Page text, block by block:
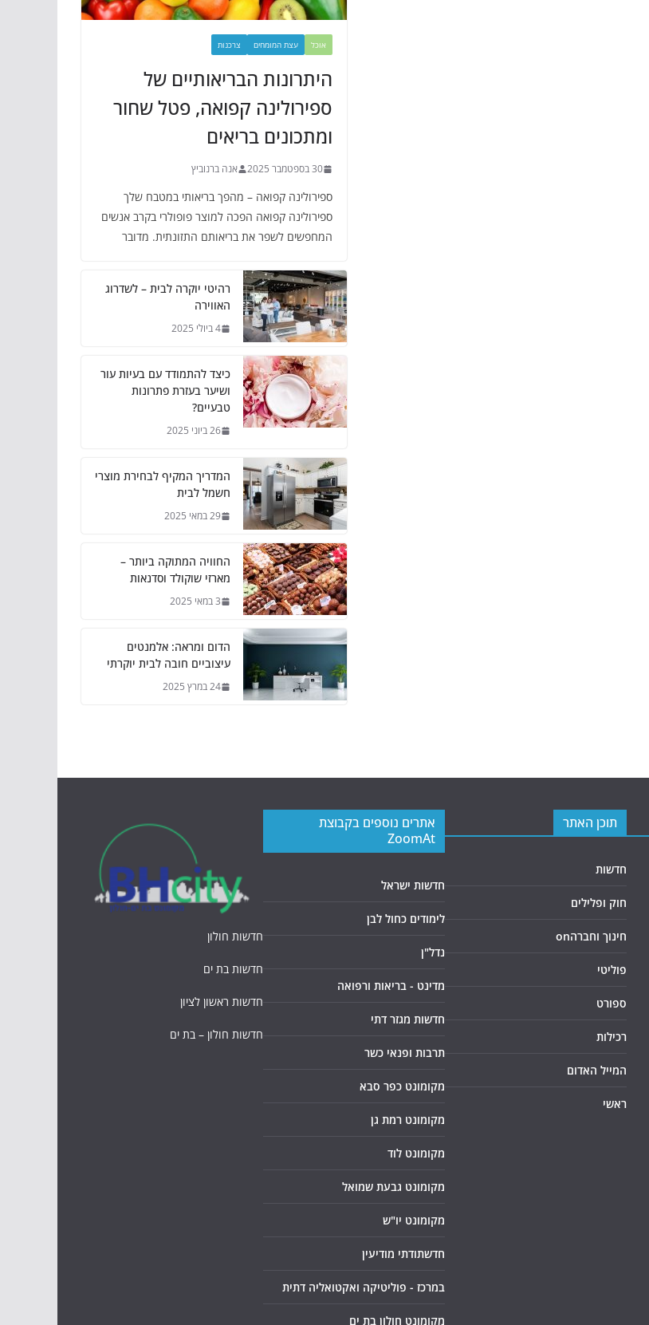
אוכל עצת המומחים צרכנות
היתרונות הבריאותיים של
ספירולינה קפואה, פטל שחור
ומתכונים בריאים
30 בספטמבר 2025 אנה ברנוביץ
ספירולינה קפואה – מהפך בריאותי במטבח שלך
ספירולינה קפואה הפכה למוצר פופולרי בקרב אנשים
המחפשים לשפר את בריאותם התזונתית. מדובר
רהיטי יוקרה לבית – לשדרוג
האווירה
4 ביולי 2025
כיצד להתמודד עם בעיות עור
ושיער בעזרת פתרונות
טבעיים?
26 ביוני 2025
המדריך המקיף לבחירת מוצרי
חשמל לבית
29 במאי 2025
החוויה המתוקה ביותר –
מארזי שוקולד וסדנאות
3 במאי 2025
הדום ומראה: אלמנטים
עיצוביים חובה לבית יוקרתי
24 במרץ 2025
תוכן האתר
חדשות
חוק ופלילים
חינוך וחברהon
פוליטי
ספורט
רכילות
המייל האדום
ראשי
אתרים נוספים בקבוצת
ZoomAt
חדשות ישראל
לימודים כחול לבן
נדל"ן
מדינט - בריאות ורפואה
חדשות מגזר דתי
תרבות ופנאי כשר
מקומונט כפר סבא
מקומונט רמת גן
מקומונט לוד
מקומונט גבעת שמואל
מקומונט יו"ש
חדשתודתי מודיעין
במרכז - פוליטיקה ואקטואליה דתית
מקומונט חולון בת ים
חדשות חולון
חדשות בת ים
חדשות ראשון לציון
חדשות חולון – בת ים